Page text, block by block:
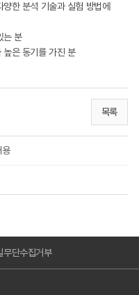
한 분석 기술과 실험 방법에
는 분
은 동기를 가진 분
목록
용
무단수집거부